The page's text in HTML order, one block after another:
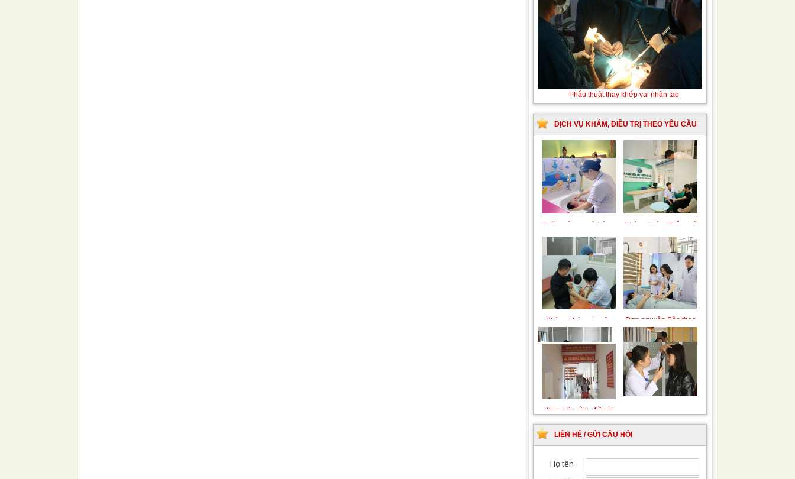
Phẫu thuật thay khớp vai nhân tạo
máu
sinh
do
bất
máu
DỊCH VỤ KHÁM, ĐIỀU TRỊ THEO YÊU CẦU
Trung tâm chăm sóc
mẹ bầu và sau sinh
Khám bệnh nhân mắc
các bệnh lý về xương,
khớp
Chiếu tia Plasma lạnh
hỗ trợ điều trị vết
thương
Khám bệnh nhân sau
Khám Ngoại khoa
Đội ngũ hướng dẫn
LIÊN HỆ / GỬI CÂU HỎI